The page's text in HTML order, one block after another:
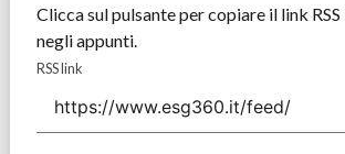
Indirizzo
Via Moretto da Brescia, 22
Milano - Italia
CAP 20133